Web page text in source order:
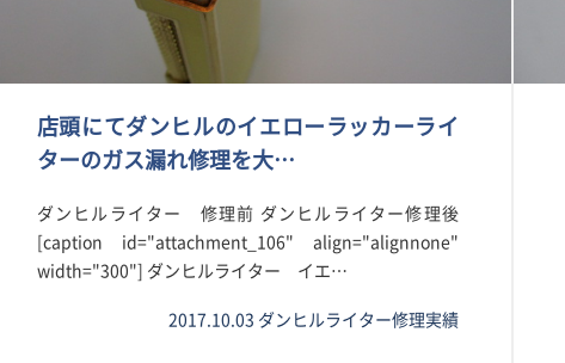
店頭にてダンヒルのイエローラッカーライ
ターのガス漏れ修理を大…
ダンヒルライター 修理前 ダンヒルライター修理後
[caption id="attachment_106" align="alignnone"
width="300"] ダンヒルライター イエ…
2017.10.03 ダンヒルライター修理実績